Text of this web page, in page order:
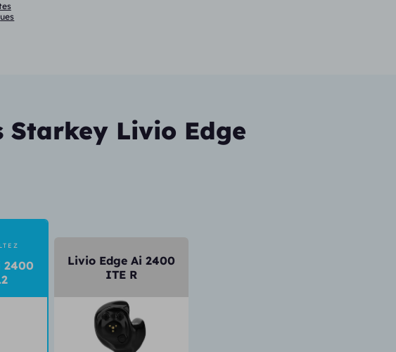
Starkey Livio Edge
2400
Livio Edge Ai 2400
ITE R